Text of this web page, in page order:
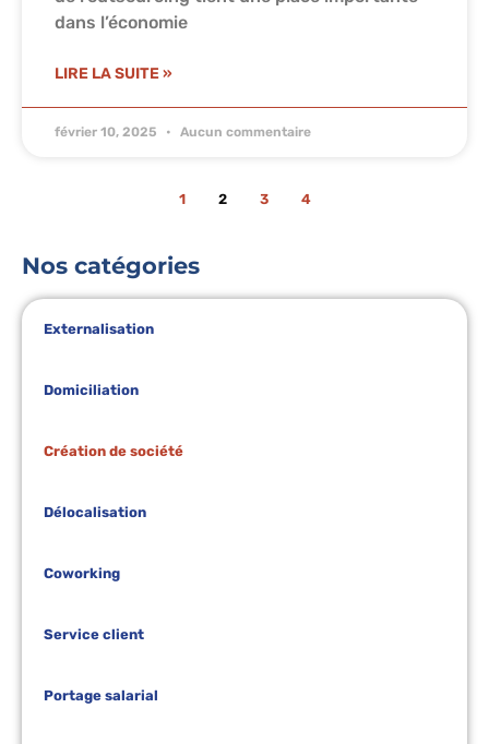
dans l’économie
LIRE LA SUITE »
février 10, 2025 Aucun commentaire
1 2 3 4
Nos catégories
Externalisation
Domiciliation
Création de société
Délocalisation
Coworking
Service client
Portage salarial